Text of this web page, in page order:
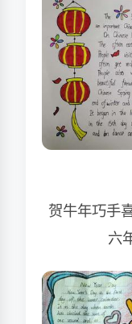
贺牛年巧手
六